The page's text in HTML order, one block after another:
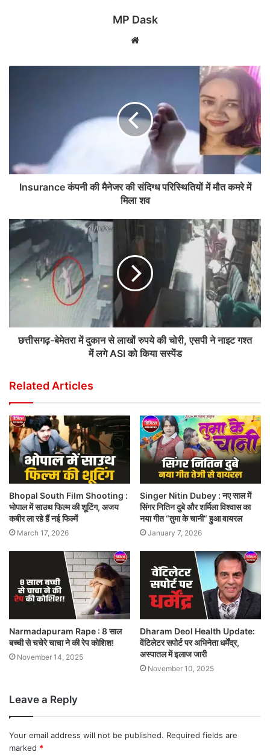
MP Dask
Website
Insurance कंपनी की मैनेजर की संदिग्ध परिस्थितियों में मौत कमरे में
मिला शव
छत्तीसगढ़-बेमेतरा में दुकान से लाखों रुपये की चोरी, एसपी ने नाइट गश्त
में लगे ASI को किया सस्पेंड
Related Articles
Bhopal South Film Shooting :
भोपाल में साउथ फिल्म की शूटिंग, अजय
कबीर ला रहे हैं नई फिल्में
March 17, 2026
Singer Nitin Dubey : नए साल में
सिंगर नितिन दुबे और शर्मिला विश्वास का
नया गीत “तुमा के चानी” हुआ वायरल
January 7, 2026
Narmadapuram Rape : 8 साल
बच्ची से चचेरे चाचा ने की रेप कोशिश!
November 14, 2025
Dharam Deol Health Update:
वेंटिलेटर सपोर्ट पर अभिनेता धर्मेंद्र,
अस्पातल में इलाज जारी
November 10, 2025
Leave a Reply
Your email address will not be published. Required fields are
marked *